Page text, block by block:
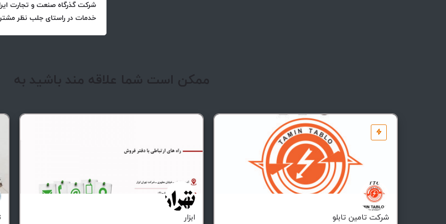
شرکت گذرگاه صنعت و تجارت
خدمات در راستای جلب نظر
ممکن است شما علاقه مند باشید به
شرکت تامین تابلو ابزار